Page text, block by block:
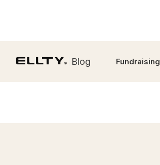
Blog Fundraising